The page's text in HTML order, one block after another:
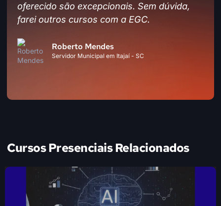
oferecido são excepcionais. Sem dúvida,
farei outros cursos com a EGC.
Roberto Mendes
Servidor Municipal em Itajaí - SC
Cursos Presenciais Relacionados